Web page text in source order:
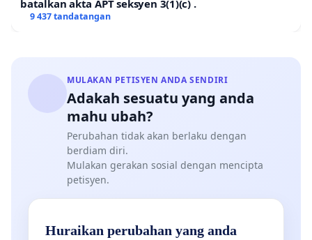
batalkan akta APT seksyen 3(1)(c) .
9 437 tandatangan
MULAKAN PETISYEN ANDA SENDIRI
Adakah sesuatu yang anda
mahu ubah?
Perubahan tidak akan berlaku dengan
berdiam diri.
Mulakan gerakan sosial dengan mencipta
petisyen.
Huraikan perubahan yang anda